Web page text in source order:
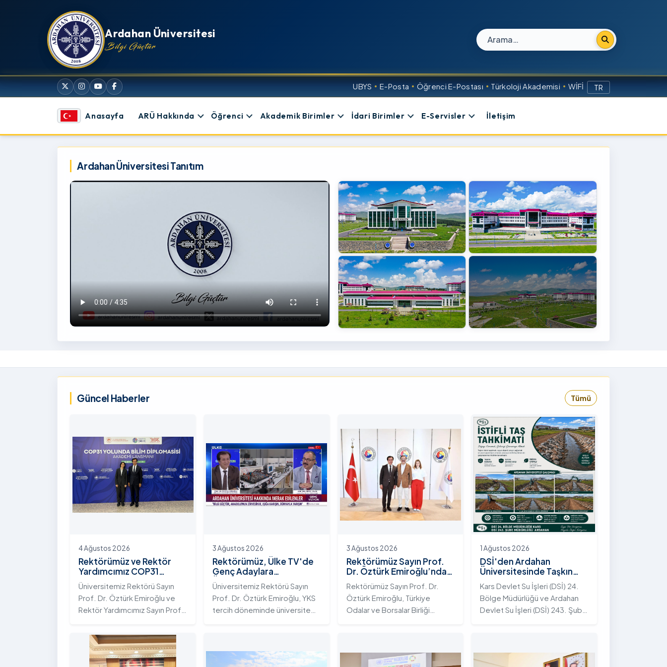
Ardahan Üniversitesi
Bilgi Güçtür Site içi arama
UBYS E-Posta Öğrenci E-Postası Türkoloji Akademisi WİFİ TR
Anasayfa ARÜ Hakkında Öğrenci Akademik Birimler İdari Birimler E-Servisler İletişim
Ardahan Üniversitesi
Ardahan Üniversitesi Tanıtım
İzlemek
Tıklayınız
Güncel Haberler Tümü
4 Ağustos 2026
Rektörümüz ve Rektör
Yardımcımız COP31
Yolunda Bilim Diplomasisi
Akademi Lansmanı
Toplantısına Katıldı
Üniversitemiz Rektörü Sayın
Prof. Dr. Öztürk Emiroğlu ve
Rektör Yardımcımız Sayın Prof.
Kurulu (YÖK) ev sahipliğinde 4
Ağustos 2026 tarihinde
Ankara’da düzenlenen “COP31
3 Ağustos 2026
Rektörümüz, Ülke TV'de
Genç Adaylara
Üniversitemizin Eğitim
Ekosistemini ve Sunduğu
Nitelikli İmkânları Anlattı
Üniversitemiz Rektörü Sayın
Prof. Dr. Öztürk Emiroğlu, YKS
tercih döneminde üniversite
kurumsal yetkinliğini, akademik
3 Ağustos 2026
Rektörümüz Sayın Prof.
Dr. Öztürk Emiroğlu’ndan
TOBB Başkanı Sayın M.
Rifat Hisarcıklıoğlu’na
Ziyaret
Rektörümüz Sayın Prof. Dr.
Öztürk Emiroğlu, Türkiye
Odalar ve Borsalar Birliği
Rektörümüze, eşi Sayın Dr.
1 Ağustos 2026
DSİ'den Ardahan
Üniversitesinde Taşkın
Koruma Projesi: İstifli Taş
Tahkimatı Çalışmaları
Tamamlandı
Kars Devlet Su İşleri (DSİ) 24.
Bölge Müdürlüğü ve Ardahan
Devlet Su İşleri (DSİ) 243. Şube
Üniversitesi yerleşkesinde